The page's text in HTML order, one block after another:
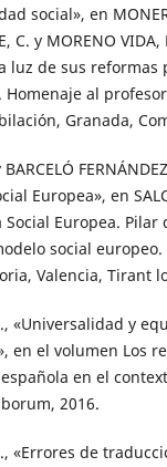
social», en
C. y MORENO VIDA,
luz de sus reformas
al profesor
Granada,
Europea», en
Social Europea.
social europeo.
Valencia, Tirant
«Universalidad y
en el volumen Los
en el
2016.
«Errores de